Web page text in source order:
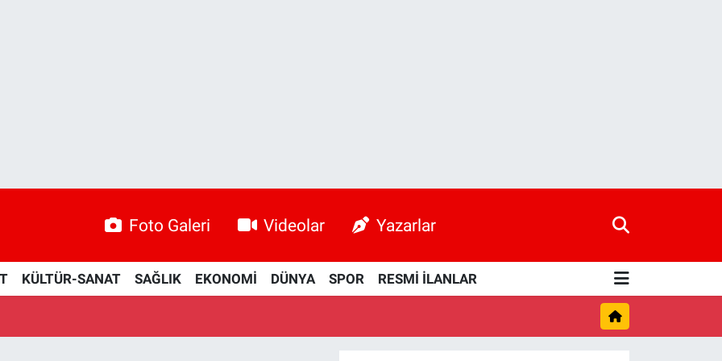
Foto Galeri Videolar Yazarlar
KÜLTÜR-SANAT SAĞLIK EKONOMİ DÜNYA SPOR RESMİ İLANLAR